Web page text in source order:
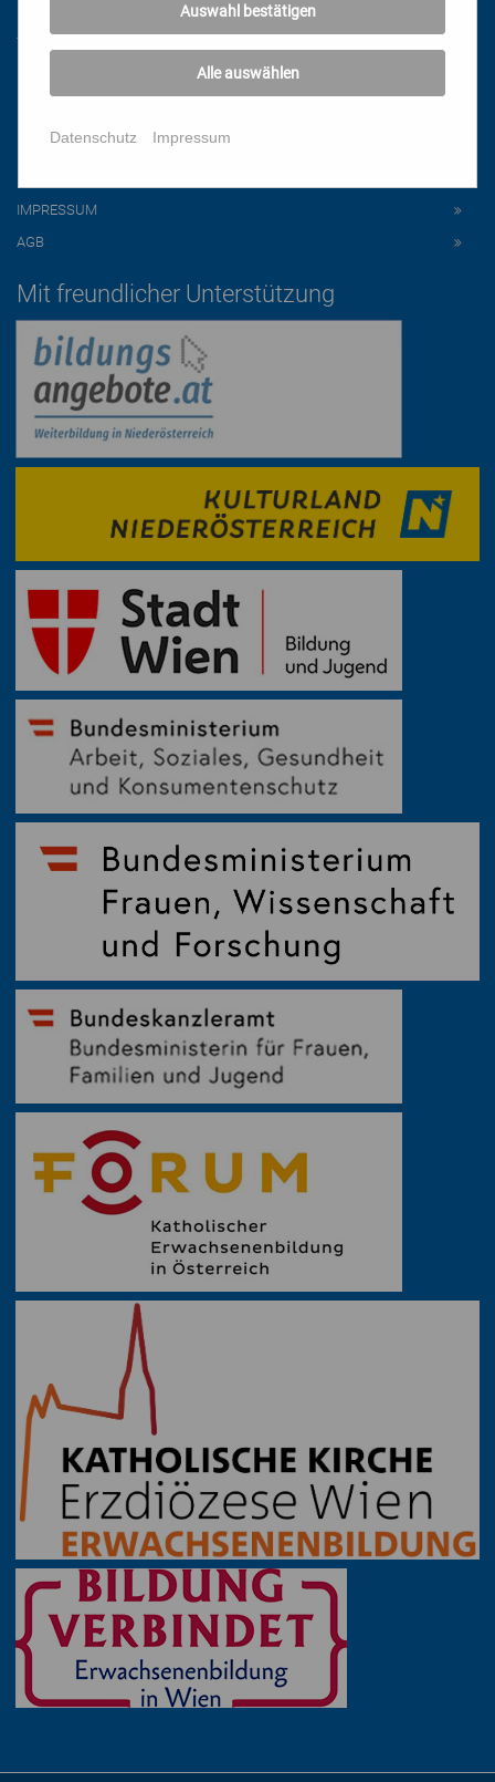
PRESSE
IMPRESSUM
AGB
Mit freundlicher Unterstützung
Auswahl bestätigen
Alle auswählen
Datenschutz Impressum